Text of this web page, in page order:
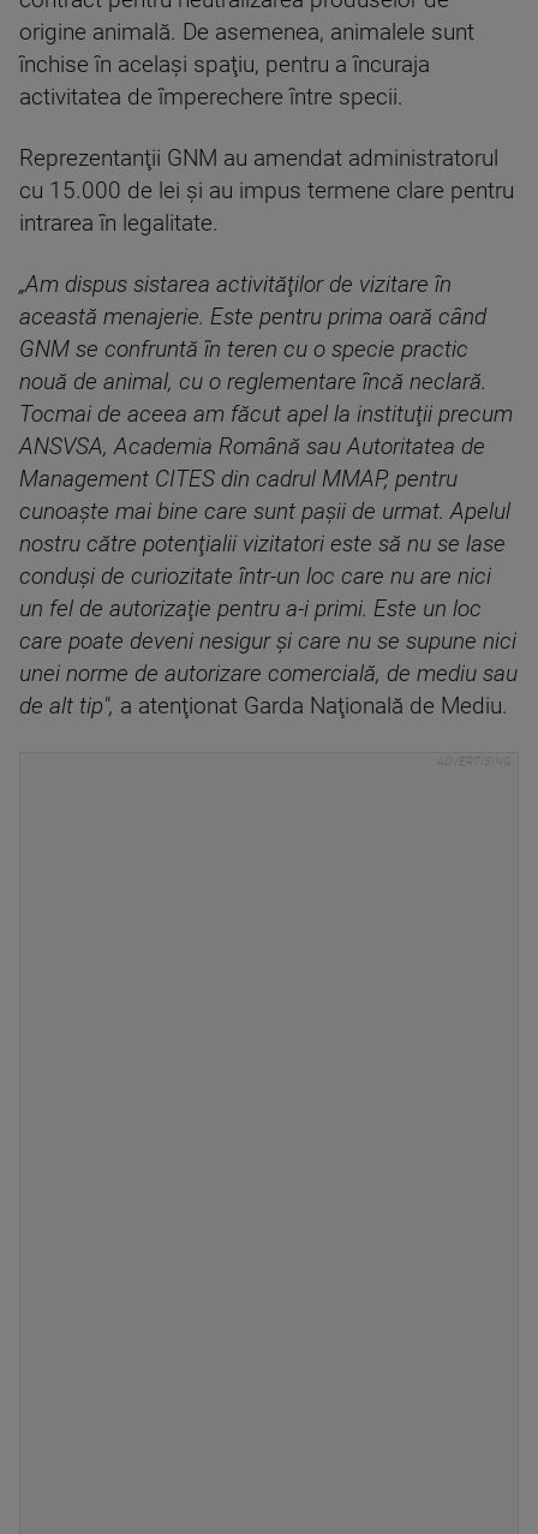
origine animală. De asemenea, animalele sunt
închise în acelaşi spaţiu, pentru a încuraja
activitatea de împerechere între specii.
Reprezentanţii GNM au amendat administratorul
cu 15.000 de lei şi au impus termene clare pentru
intrarea în legalitate.
„Am dispus sistarea activităţilor de vizitare în
această menajerie. Este pentru prima oară când
GNM se confruntă în teren cu o specie practic
nouă de animal, cu o reglementare încă neclară.
Tocmai de aceea am făcut apel la instituţii precum
ANSVSA, Academia Română sau Autoritatea de
Management CITES din cadrul MMAP, pentru
cunoaşte mai bine care sunt paşii de urmat. Apelul
nostru către potenţialii vizitatori este să nu se lase
conduşi de curiozitate într-un loc care nu are nici
un fel de autorizaţie pentru a-i primi. Este un loc
care poate deveni nesigur şi care nu se supune nici
unei norme de autorizare comercială, de mediu sau
de alt tip", a atenţionat Garda Naţională de Mediu.